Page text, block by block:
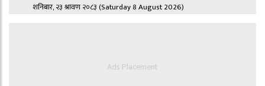
शनिबार, २३ श्रावण २०८३(Saturday 8 August 2026)
Ads Placement